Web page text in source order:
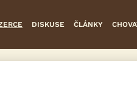
DISKUSE ČLÁNKY